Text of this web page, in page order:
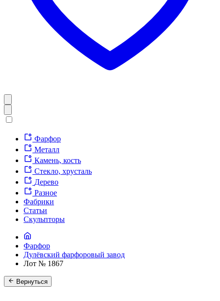
Фарфор
Металл
Камень, кость
Стекло, хрусталь
Дерево
Разное
Фабрики
Статьи
Скульпторы
Фарфор
Дулёвский фарфоровый завод
Лот № 1867
Вернуться